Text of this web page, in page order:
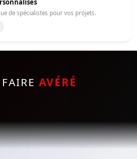
de spécialistes pour vos projets.
AVÉRÉ